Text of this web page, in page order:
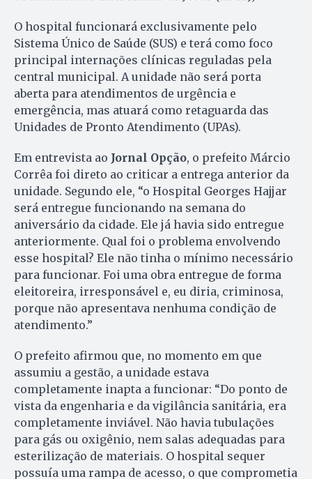
O hospital funcionará exclusivamente pelo
Sistema Único de Saúde (SUS) e terá como foco
principal internações clínicas reguladas pela
central municipal. A unidade não será porta
aberta para atendimentos de urgência e
emergência, mas atuará como retaguarda das
Unidades de Pronto Atendimento (UPAs).
Em entrevista ao Jornal Opção, o prefeito Márcio
Corrêa foi direto ao criticar a entrega anterior da
unidade. Segundo ele, “o Hospital Georges Hajjar
será entregue funcionando na semana do
aniversário da cidade. Ele já havia sido entregue
anteriormente. Qual foi o problema envolvendo
esse hospital? Ele não tinha o mínimo necessário
para funcionar. Foi uma obra entregue de forma
eleitoreira, irresponsável e, eu diria, criminosa,
porque não apresentava nenhuma condição de
atendimento.”
O prefeito afirmou que, no momento em que
assumiu a gestão, a unidade estava
completamente inapta a funcionar: “Do ponto de
vista da engenharia e da vigilância sanitária, era
completamente inviável. Não havia tubulações
para gás ou oxigênio, nem salas adequadas para
esterilização de materiais. O hospital sequer
possuía uma rampa de acesso, o que comprometia